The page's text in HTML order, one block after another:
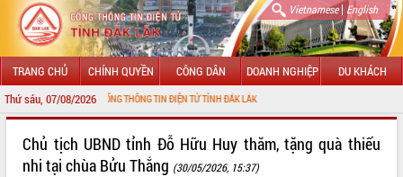
Vietnamese| English
TRANG CHỦ CHÍNH QUYỀN CÔNG DÂN DOANH NGHIỆP DU KHÁCH
Thứ sáu, 07/08/2026
ĐẾN VỚI CỔNG THÔNG TIN ĐIỆN TỬ TỈNH ĐẮK LẮK
LÃNH ĐẠO UBND TỈNH
Chủ tịch UBND tỉnh Đỗ Hữu Huy thăm, tặng quà thiếu
nhi tại chùa Bửu Thắng (30/05/2026, 15:37)